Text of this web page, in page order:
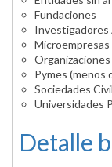
Fundaciones
Microempresas
Pymes (menos
Sociedades
Universidades
Detalle